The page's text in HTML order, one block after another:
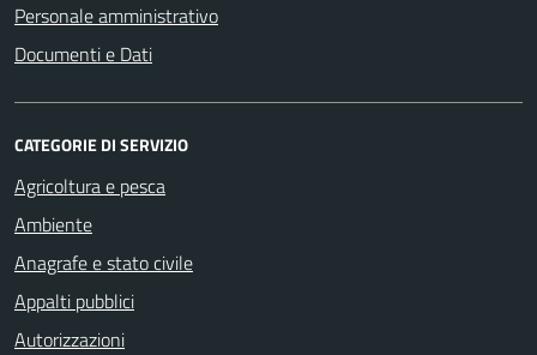
Personale amministrativo
Documenti e Dati
CATEGORIE DI SERVIZIO
Agricoltura e pesca
Ambiente
Anagrafe e stato civile
Appalti pubblici
Autorizzazioni